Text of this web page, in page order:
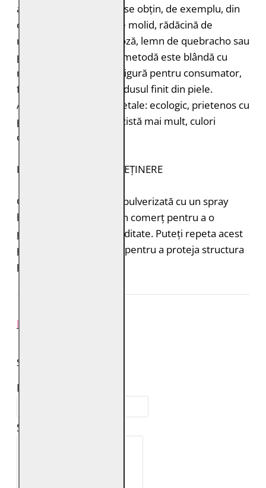
agenți de tăbăcire care se obțin, de exemplu, din
coajă de stejar, coajă de molid, rădăcină de
rubarbă, coajă de mimoză, lemn de quebracho sau
păstăi de tara. Această metodă este blândă cu
mediul înconjurător și sigură pentru consumator,
fără a lăsa toxine în produsul finit din piele.
Avantajele tăbăcirii vegetale: ecologic, prietenos cu
pielea, miros plăcut, rezistă mai mult, culori
deosebite.
INSTRUCȚIUNI DE ÎNTREȚINERE
Geaca de piele trebuie pulverizată cu un spray
hidroizolant disponibil în comerț pentru a o
proteja de ploaie și umiditate. Puteți repeta acest
proces de 1-2 ori pe an pentru a proteja structura
pielii.
SPUNE-ŢI PAREREA
Numele tău:
Scrie review: